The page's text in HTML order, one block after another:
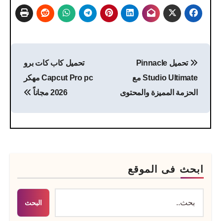
المقالات
تحميل Pinnacle
Studio Ultimate مع
الحزمة المميزة والمحتوى
تحميل كاب كات برو
Capcut Pro pc مهكر
2026 مجاناً
ابحث فى الموقع
البحث